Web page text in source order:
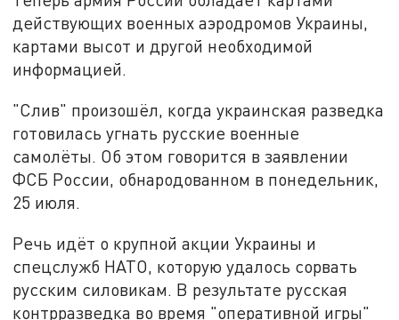
действующих военных аэродромов Украины,
картами высот и другой необходимой
информацией.
"Слив" произошёл, когда украинская разведка
готовилась угнать русские военные
самолёты. Об этом говорится в заявлении
ФСБ России, обнародованном в понедельник,
25 июля.
Речь идёт о крупной акции Украины и
спецслужб НАТО, которую удалось сорвать
русским силовикам. В результате русская
контрразведка во время "оперативной игры"